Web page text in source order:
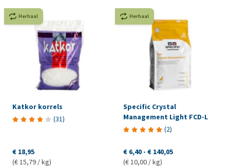
Herhaal
Katkor korrels
(31)
€ 18,95
(€ 15,79 / kg)
Herhaal
Specific Crystal
Management Light FCD-L
(2)
€ 6,40 - € 140,05
(€ 10,00 / kg)